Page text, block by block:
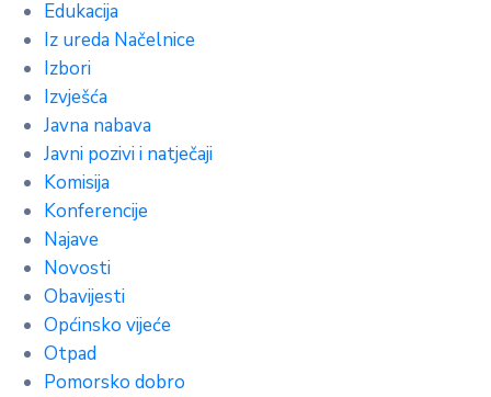
Edukacija
Iz ureda Načelnice
Izbori
Izvješća
Javna nabava
Javni pozivi i natječaji
Komisija
Konferencije
Najave
Novosti
Obavijesti
Općinsko vijeće
Otpad
Pomorsko dobro